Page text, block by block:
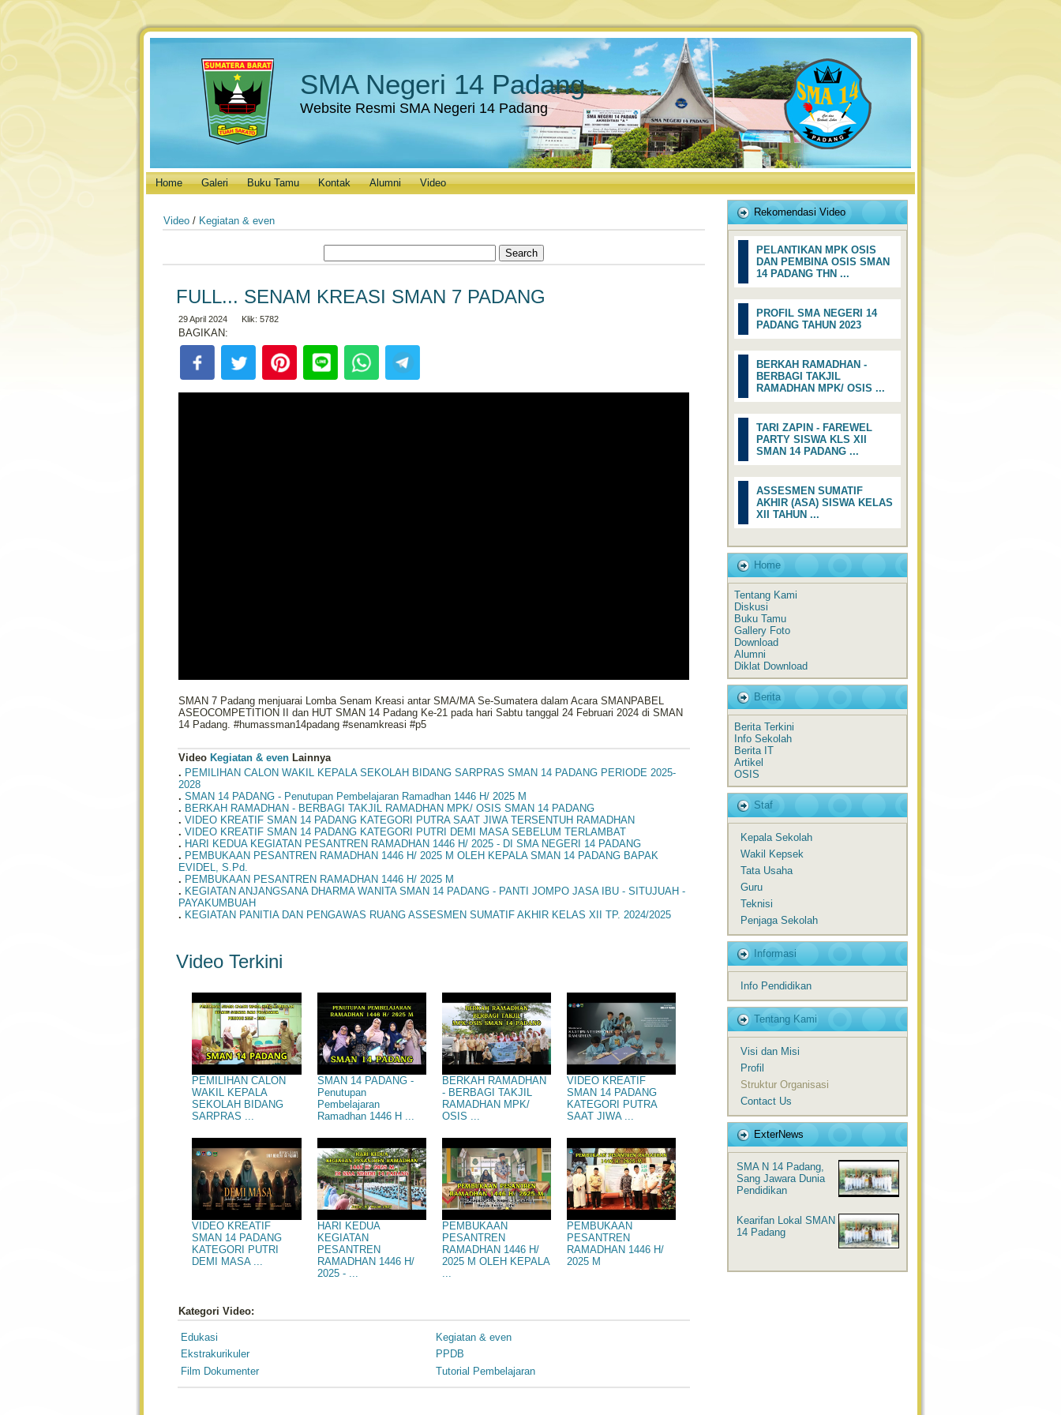
SMA Negeri 14 Padang
Website Resmi SMA Negeri 14 Padang
Home Galeri Buku Tamu Kontak Alumni Video
Video / Kegiatan & even
FULL... SENAM KREASI SMAN 7 PADANG
29 April 2024 Klik: 5782
BAGIKAN:
SMAN 7 Padang menjuarai Lomba Senam Kreasi antar SMA/MA Se-Sumatera dalam Acara SMANPABEL
ASEOCOMPETITION II dan HUT SMAN 14 Padang Ke-21 pada hari Sabtu tanggal 24 Februari 2024 di SMAN
14 Padang. #humassman14padang #senamkreasi #p5
Video Kegiatan & even Lainnya
. PEMILIHAN CALON WAKIL KEPALA SEKOLAH BIDANG SARPRAS SMAN 14 PADANG PERIODE 2025-
2028
. SMAN 14 PADANG - Penutupan Pembelajaran Ramadhan 1446 H/ 2025 M
. BERKAH RAMADHAN - BERBAGI TAKJIL RAMADHAN MPK/ OSIS SMAN 14 PADANG
. VIDEO KREATIF SMAN 14 PADANG KATEGORI PUTRA SAAT JIWA TERSENTUH RAMADHAN
. VIDEO KREATIF SMAN 14 PADANG KATEGORI PUTRI DEMI MASA SEBELUM TERLAMBAT
. HARI KEDUA KEGIATAN PESANTREN RAMADHAN 1446 H/ 2025 - DI SMA NEGERI 14 PADANG
. PEMBUKAAN PESANTREN RAMADHAN 1446 H/ 2025 M OLEH KEPALA SMAN 14 PADANG BAPAK
EVIDEL, S.Pd.
. PEMBUKAAN PESANTREN RAMADHAN 1446 H/ 2025 M
. KEGIATAN ANJANGSANA DHARMA WANITA SMAN 14 PADANG - PANTI JOMPO JASA IBU - SITUJUAH -
PAYAKUMBUAH
. KEGIATAN PANITIA DAN PENGAWAS RUANG ASSESMEN SUMATIF AKHIR KELAS XII TP. 2024/2025
Video Terkini
PEMILIHAN CALON
WAKIL KEPALA
SEKOLAH BIDANG
SARPRAS ...
SMAN 14 PADANG -
Penutupan
Pembelajaran
Ramadhan 1446 H ...
BERKAH RAMADHAN
- BERBAGI TAKJIL
RAMADHAN MPK/
OSIS ...
VIDEO KREATIF
SMAN 14 PADANG
KATEGORI PUTRA
SAAT JIWA ...
VIDEO KREATIF
SMAN 14 PADANG
KATEGORI PUTRI
DEMI MASA ...
HARI KEDUA
KEGIATAN
PESANTREN
RAMADHAN 1446 H/
2025 - ...
PEMBUKAAN
PESANTREN
RAMADHAN 1446 H/
2025 M OLEH KEPALA
PEMBUKAAN
PESANTREN
RAMADHAN 1446 H/
2025 M
Kategori Video:
Edukasi
Ekstrakurikuler
Film Dokumenter
Kegiatan & even
PPDB
Tutorial Pembelajaran
Rekomendasi Video
PELANTIKAN MPK OSIS
DAN PEMBINA OSIS SMAN
14 PADANG THN ...
PROFIL SMA NEGERI 14
PADANG TAHUN 2023
BERKAH RAMADHAN -
BERBAGI TAKJIL
RAMADHAN MPK/ OSIS ...
TARI ZAPIN - FAREWEL
PARTY SISWA KLS XII
SMAN 14 PADANG ...
ASSESMEN SUMATIF
AKHIR (ASA) SISWA KELAS
XII TAHUN ...
Home
Tentang Kami
Diskusi
Buku Tamu
Gallery Foto
Download
Alumni
Diklat Download
Berita
Berita Terkini
Info Sekolah
Berita IT
Artikel
OSIS
Staf
Kepala Sekolah
Wakil Kepsek
Tata Usaha
Guru
Teknisi
Penjaga Sekolah
Informasi
Info Pendidikan
Tentang Kami
Visi dan Misi
Profil
Struktur Organisasi
Contact Us
ExterNews
SMA N 14 Padang,
Sang Jawara Dunia
Pendidikan
Kearifan Lokal SMAN
14 Padang